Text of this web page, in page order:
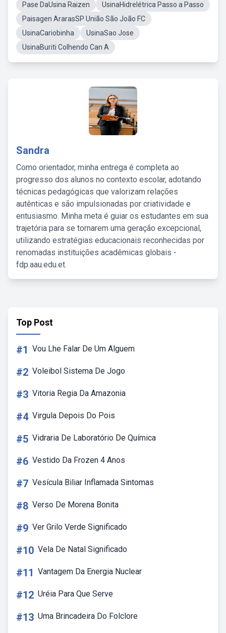
Pase DaUsina Raizen
UsinaHidrelétrica Passo a Passo
Paisagen ArarasSP União São João FC
UsinaCariobinha
UsinaSao Jose
UsinaBuriti Colhendo Can A
Sandra
Como orientador, minha entrega é completa ao
progresso dos alunos no contexto escolar, adotando
técnicas pedagógicas que valorizam relações
autênticas e são impulsionadas por criatividade e
entusiasmo. Minha meta é guiar os estudantes em sua
trajetória para se tornarem uma geração excepcional,
utilizando estratégias educacionais reconhecidas por
renomadas instituições acadêmicas globais -
fdp.aau.edu.et.
Top Post
#1 Vou Lhe Falar De Um Alguem
#2 Voleibol Sistema De Jogo
#3 Vitoria Regia Da Amazonia
#4 Virgula Depois Do Pois
#5 Vidraria De Laboratório De Química
#6 Vestido Da Frozen 4 Anos
#7 Vesícula Biliar Inflamada Sintomas
#8 Verso De Morena Bonita
#9 Ver Grilo Verde Significado
#10 Vela De Natal Significado
#11 Vantagem Da Energia Nuclear
#12 Uréia Para Que Serve
#13 Uma Brincadeira Do Folclore